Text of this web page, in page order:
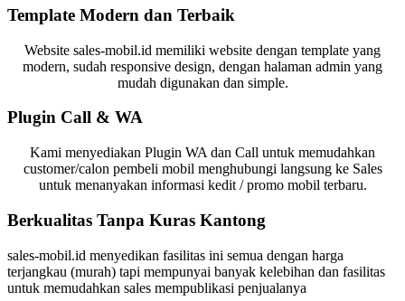
Template Modern dan Terbaik
Website sales-mobil.id memiliki website dengan template yang
modern, sudah responsive design, dengan halaman admin yang
mudah digunakan dan simple.
Plugin Call & WA
Kami menyediakan Plugin WA dan Call untuk memudahkan
customer/calon pembeli mobil menghubungi langsung ke Sales
untuk menanyakan informasi kedit / promo mobil terbaru.
Berkualitas Tanpa Kuras Kantong
sales-mobil.id menyedikan fasilitas ini semua dengan harga
terjangkau (murah) tapi mempunyai banyak kelebihan dan fasilitas
untuk memudahkan sales mempublikasi penjualanya